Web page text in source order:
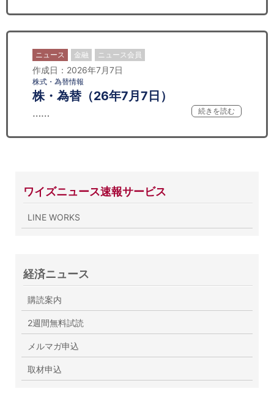
ニュース 金融 ニュース会員
作成日：2026年7月7日
株式・為替情報
株・為替（26年7月7日）
…… 続きを読む
ワイズニュース速報サービス
LINE WORKS
経済ニュース
購読案内
2週間無料試読
メルマガ申込
取材申込